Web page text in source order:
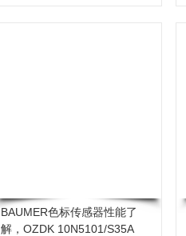
BAUMER色标传感器性能了
解，OZDK 10N5101/S35A